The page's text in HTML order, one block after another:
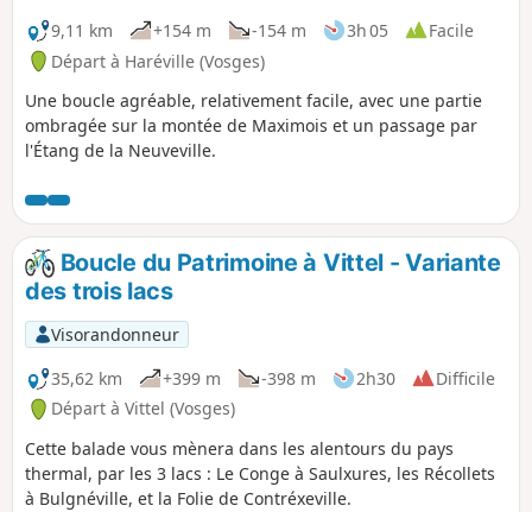
9,11 km
+154 m -154 m 3h 05
Facile
Départ à Haréville (Vosges)
Une boucle agréable, relativement facile, avec une partie
ombragée sur la montée de Maximois et un passage par
l'Étang de la Neuveville.
Boucle du Patrimoine à Vittel - Variante
des trois lacs
Visorandonneur
35,62 km
+399 m -398 m 2h30
Difficile
Départ à Vittel (Vosges)
Cette balade vous mènera dans les alentours du pays
thermal, par les 3 lacs : Le Conge à Saulxures, les Récollets
à Bulgnéville, et la Folie de Contréxeville.